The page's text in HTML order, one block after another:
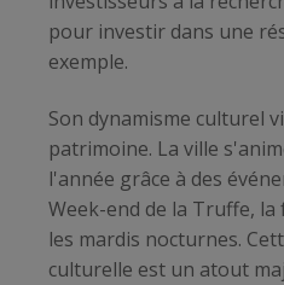
pour investir dans une
exemple.
Son dynamisme culturel
patrimoine. La ville
l'année grâce à des
Week-end de la Truffe,
les mardis nocturnes.
culturelle est un atout